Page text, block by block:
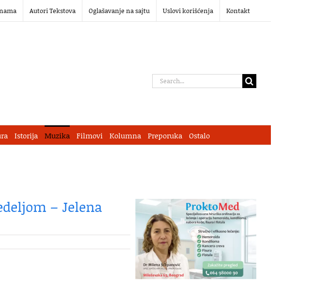
Autori Tekstova Oglašavanje na sajtu Uslovi korišćenja Kontakt
Search
Istorija Muzika Filmovi Kolumna Preporuka Ostalo
– Jelena